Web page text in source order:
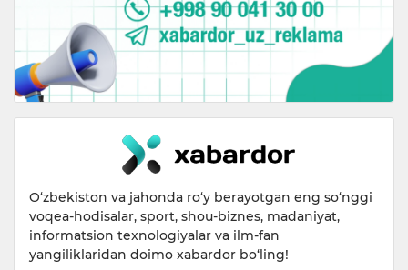
O‘zbekiston va jahonda ro‘y berayotgan eng so‘nggi
voqea-hodisalar, sport, shou-biznes, madaniyat,
informatsion texnologiyalar va ilm-fan
yangiliklaridan doimo xabardor bo‘ling!